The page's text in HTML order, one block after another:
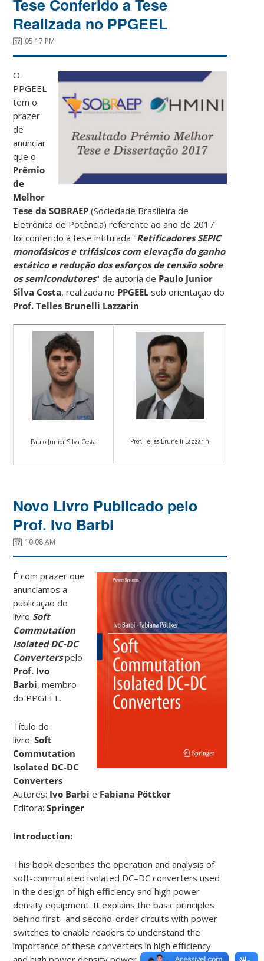
Tese Conferido a Tese
Realizada no PPGEEL
05:17 PM
O
PPGEEL
tem o
prazer
de
anunciar
que o
Prêmio
de
Melhor
Tese da SOBRAEP (Sociedade Brasileira de
Eletrônica de Potência) referente ao ano de 2017
foi conferido à tese intitulada "Retificadores SEPIC
monofásicos e trifásicos com elevação do ganho
estático e redução dos esforços de tensão sobre
os semicondutores" de autoria de Paulo Junior
Silva Costa, realizada no PPGEEL sob orientação do
Prof. Telles Brunelli Lazzarin.
Paulo Junior Silva Costa Prof. Telles Brunelli Lazzarin
Novo Livro Publicado pelo
Prof. Ivo Barbi
10:08 AM
É com prazer que
anunciamos a
publicação do
livro Soft
Commutation
Isolated DC-DC
Converterspelo
Prof. Ivo
Barbi, membro
do PPGEEL.
Título do
livro:Soft
Commutation
Isolated DC-DC
Converters
Autores: Ivo Barbi e Fabiana Pöttker
Editora:Springer
Introduction:
This book describes the operation and analysis of
soft-commutated isolated DC–DC converters used
in the design of high efficiency and high power
density equipment. It explains the basic principles
behind first- and second-order circuits with power
switches to enable readers to understand the
importance of these converters in high efficiency